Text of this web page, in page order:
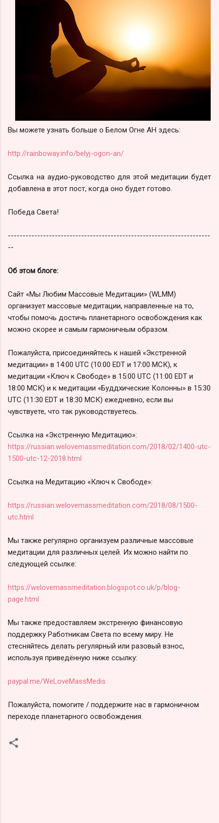
Вы можете узнать больше о Белом Огне АН здесь:
http://rainboway.info/belyj-ogon-an/
Ссылка на аудио-руководство для этой медитации будет
добавлена в этот пост, когда оно будет готово.
Победа Света!
---------------------------------------------------------------------
--
Об этом блоге:
Сайт «Мы Любим Массовые Медитации» (WLMM)
организует массовые медитации, направленные на то,
чтобы помочь достичь планетарного освобождения как
можно скорее и самым гармоничным образом.
Пожалуйста, присоединяйтесь к нашей «Экстренной
медитации» в 14:00 UTC (10:00 EDT и 17:00 МСК), к
медитации «Ключ к Свободе» в 15:00 UTC (11:00 EDT и
18:00 МСК) и к медитации «Буддхические Колонны» в 15:30
UTC (11:30 EDT и 18:30 МСК) ежедневно, если вы
чувствуете, что так руководствуетесь.
Ссылка на «Экстренную Медитацию»:
https://russian.welovemassmeditation.com/2018/02/1400-utc-
1500-utc-12-2018.html
Ссылка на Медитацию «Ключ к Свободе»:
https://russian.welovemassmeditation.com/2018/08/1500-
utc.html
Мы также регулярно организуем различные массовые
медитации для различных целей. Их можно найти по
следующей ссылке:
https://welovemassmeditation.blogspot.co.uk/p/blog-
page.html
Мы также предоставляем экстренную финансовую
поддержку Работникам Света по всему миру. Не
стесняйтесь делать регулярный или разовый взнос,
используя приведённую ниже ссылку:
paypal.me/WeLoveMassMedis
Пожалуйста, помогите / поддержите нас в гармоничном
переходе планетарного освобождения.